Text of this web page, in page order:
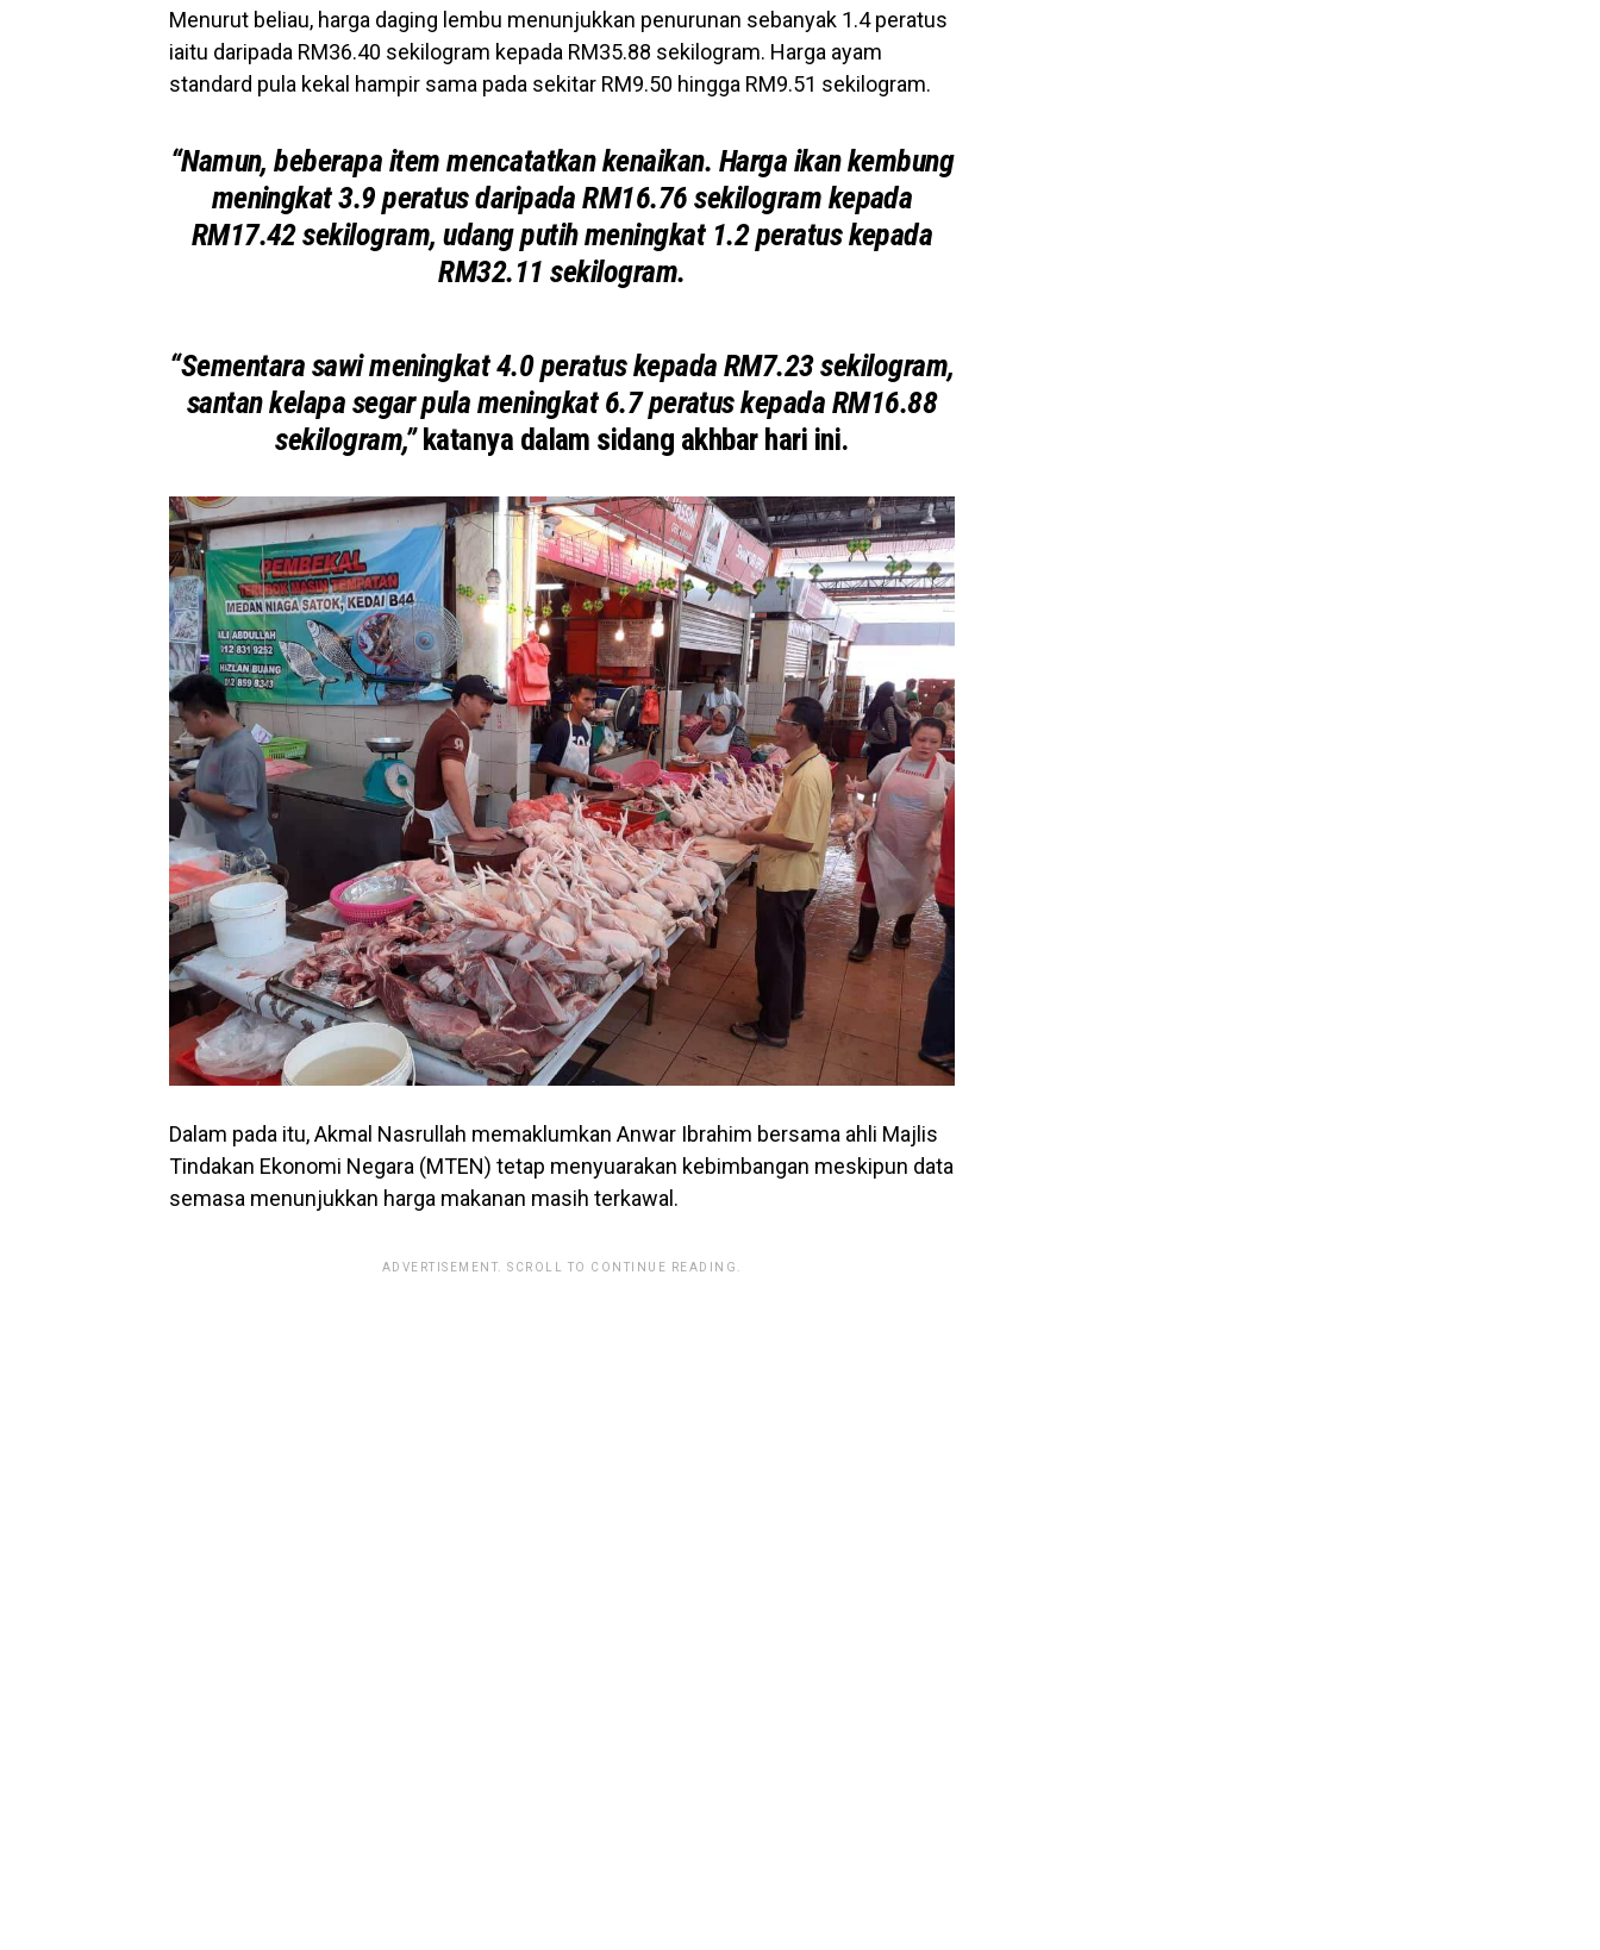
Menurut beliau, harga daging lembu menunjukkan penurunan sebanyak 1.4 peratus
iaitu daripada RM36.40 sekilogram kepada RM35.88 sekilogram. Harga ayam
standard pula kekal hampir sama pada sekitar RM9.50 hingga RM9.51 sekilogram.
“Namun, beberapa item mencatatkan kenaikan. Harga ikan kembung
meningkat 3.9 peratus daripada RM16.76 sekilogram kepada
RM17.42 sekilogram, udang putih meningkat 1.2 peratus kepada
RM32.11 sekilogram.
“Sementara sawi meningkat 4.0 peratus kepada RM7.23 sekilogram,
santan kelapa segar pula meningkat 6.7 peratus kepada RM16.88
sekilogram,”katanya dalam sidang akhbar hari ini.
Dalam pada itu, Akmal Nasrullah memaklumkan Anwar Ibrahim bersama ahli Majlis
Tindakan Ekonomi Negara (MTEN) tetap menyuarakan kebimbangan meskipun data
semasa menunjukkan harga makanan masih terkawal.
ADVERTISEMENT. SCROLL TO CONTINUE READING.